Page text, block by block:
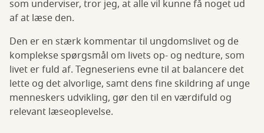
som underviser, tror jeg, at alle vil kunne få noget ud
af at læse den.
Den er en stærk kommentar til ungdomslivet og de
komplekse spørgsmål om livets op- og nedture, som
livet er fuld af. Tegneseriens evne til at balancere det
lette og det alvorlige, samt dens fine skildring af unge
menneskers udvikling, gør den til en værdifuld og
relevant læseoplevelse.